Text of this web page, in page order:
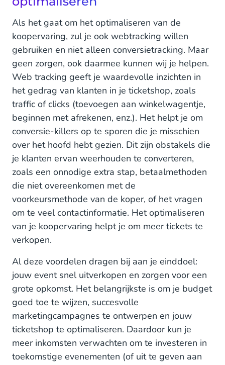
Als het gaat om het optimaliseren van de
koopervaring, zul je ook webtracking willen
gebruiken en niet alleen conversietracking. Maar
geen zorgen, ook daarmee kunnen wij je helpen.
Web tracking geeft je waardevolle inzichten in
het gedrag van klanten in je ticketshop, zoals
traffic of clicks (toevoegen aan winkelwagentje,
beginnen met afrekenen, enz.). Het helpt je om
conversie-killers op te sporen die je misschien
over het hoofd hebt gezien. Dit zijn obstakels die
je klanten ervan weerhouden te converteren,
zoals een onnodige extra stap, betaalmethoden
die niet overeenkomen met de
voorkeursmethode van de koper, of het vragen
om te veel contactinformatie. Het optimaliseren
van je koopervaring helpt je om meer tickets te
verkopen.
Al deze voordelen dragen bij aan je einddoel:
jouw event snel uitverkopen en zorgen voor een
grote opkomst. Het belangrijkste is om je budget
goed toe te wijzen, succesvolle
marketingcampagnes te ontwerpen en jouw
ticketshop te optimaliseren. Daardoor kun je
meer inkomsten verwachten om te investeren in
toekomstige evenementen (of uit te geven aan